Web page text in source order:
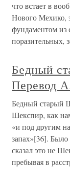
что встает в
Нового Мехико,
фундаментом из
поразительных,
Бедный
Перевод
Бедный старый
Шекспир, как
«и под другим
запах»[36]. Было
сказал это не
пребывая в